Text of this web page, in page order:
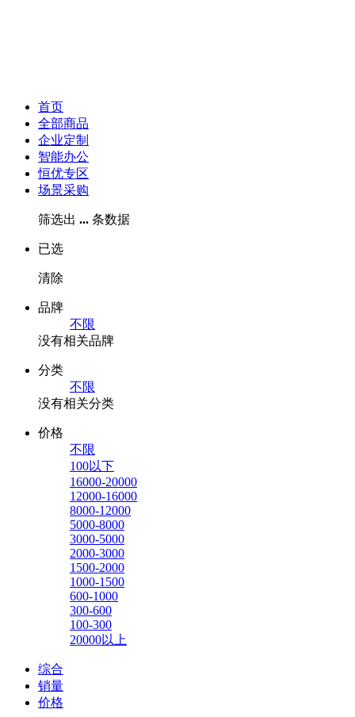
首页
全部商品
企业定制
智能办公
恒优专区
场景采购
筛选出 ... 条数据
已选
清除
品牌
不限
没有相关品牌
分类
不限
没有相关分类
价格
不限
100以下
16000-20000
12000-16000
8000-12000
5000-8000
3000-5000
2000-3000
1500-2000
1000-1500
600-1000
300-600
100-300
20000以上
综合
销量
价格